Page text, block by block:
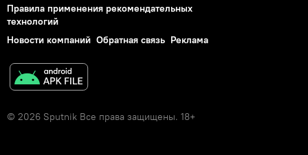
Правила применения рекомендательных
технологий
Новости компаний Обратная связь Реклама
© 2026 Sputnik Все права защищены. 18+